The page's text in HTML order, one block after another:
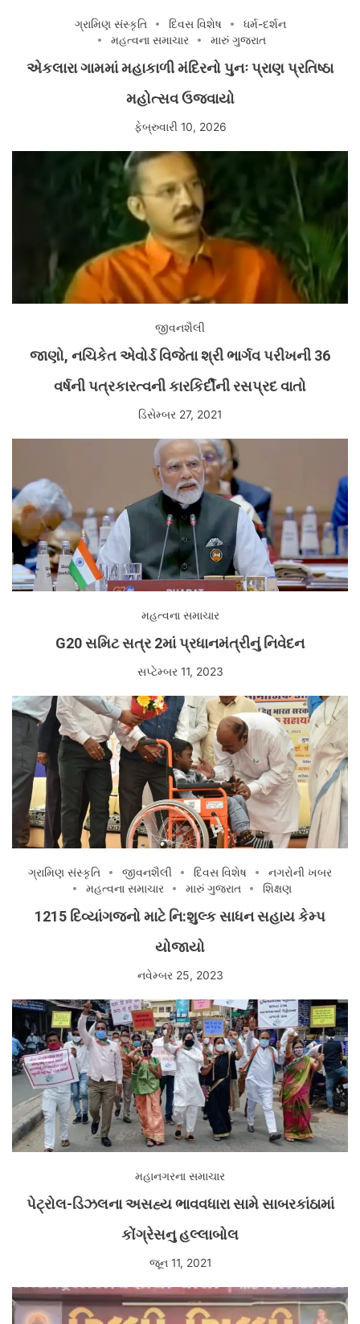
ગ્રામિણ સંસ્કૃતિ દિવસ વિશેષ
ધર્મ-દર્શન
મહત્વના સમાચાર
મારું ગુજરાત
એકલારા ગામમાં મહાકાળી મંદિરનો પુનઃ પ્રાણ પ્રતિષ્ઠા
મહોત્સવ ઉજવાયો
ફેબ્રુવારી 10, 2026
જીવનશૈલી
જાણો, નચિકેત એવોર્ડ વિજેતા શ્રી ભાર્ગવ પરીખની 36
વર્ષની પત્રકારત્વની કારકિર્દીની રસપ્રદ વાતો
ડિસેમ્બર 27, 2021
મહત્વના સમાચાર
G20 સમિટ સત્ર 2માં પ્રધાનમંત્રીનું નિવેદન
સપ્ટેમ્બર 11, 2023
ગ્રામિણ સંસ્કૃતિ જીવનશૈલી દિવસ વિશેષ
નગરોની ખબર
મહત્વના સમાચાર
મારું ગુજરાત શિક્ષણ
1215 દિવ્યાંગજનો માટે નિ:શુલ્ક સાધન સહાય કેમ્પ
યોજાયો
નવેમ્બર 25, 2023
મહાનગરના સમાચાર
પેટ્રોલ-ડિઝલના અસહ્ય ભાવવધારા સામે સાબરકાંઠામાં
કોંગ્રેસનુ હલ્લાબોલ
જૂન 11, 2021